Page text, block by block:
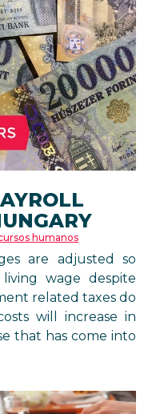
humanos
are adjusted so
wage despite
related taxes do
will increase in
that has come into